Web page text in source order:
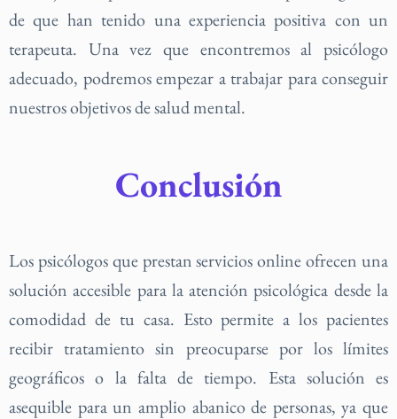
de que han tenido una experiencia positiva con un
terapeuta. Una vez que encontremos al psicólogo
adecuado, podremos empezar a trabajar para conseguir
nuestros objetivos de salud mental.
Conclusión
Los psicólogos que prestan servicios online ofrecen una
solución accesible para la atención psicológica desde la
comodidad de tu casa. Esto permite a los pacientes
recibir tratamiento sin preocuparse por los límites
geográficos o la falta de tiempo. Esta solución es
asequible para un amplio abanico de personas, ya que